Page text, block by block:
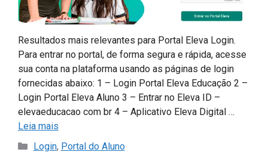
Resultados mais relevantes para Portal Eleva Login.
Para entrar no portal, de forma segura e rápida, acesse
sua conta na plataforma usando as páginas de login
fornecidas abaixo: 1 – Login Portal Eleva Educação 2 –
Login Portal Eleva Aluno 3 – Entrar no Eleva ID –
elevaeducacao com br 4 – Aplicativo Eleva Digital …
Leia mais
Categorias
Login, Portal do Aluno